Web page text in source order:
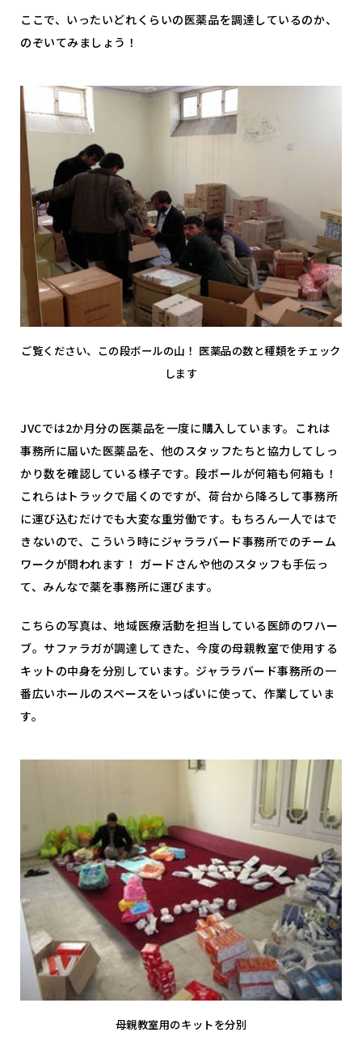
ここで、いったいどれくらいの医薬品を調達しているのか、
のぞいてみましょう！
ご覧ください、この段ボールの山！ 医薬品の数と種類をチェック
します
JVCでは2か月分の医薬品を一度に購入しています。これは
事務所に届いた医薬品を、他のスタッフたちと協力してしっ
かり数を確認している様子です。段ボールが何箱も何箱も！
これらはトラックで届くのですが、荷台から降ろして事務所
に運び込むだけでも大変な重労働です。もちろん一人ではで
きないので、こういう時にジャララバード事務所でのチーム
ワークが問われます！ ガードさんや他のスタッフも手伝っ
て、みんなで薬を事務所に運びます。
こちらの写真は、地域医療活動を担当している医師のワハー
ブ。サファラガが調達してきた、今度の母親教室で使用する
キットの中身を分別しています。ジャララバード事務所の一
番広いホールのスペースをいっぱいに使って、作業していま
す。
母親教室用のキットを分別